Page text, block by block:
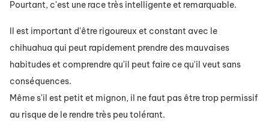
Pourtant, c'est une race très intelligente et remarquable.
Il est important d'être rigoureux et constant avec le
chihuahua qui peut rapidement prendre des mauvaises
habitudes et comprendre qu'il peut faire ce qu'il veut sans
conséquences.
Même s'il est petit et mignon, il ne faut pas être trop permissif
au risque de le rendre très peu tolérant.